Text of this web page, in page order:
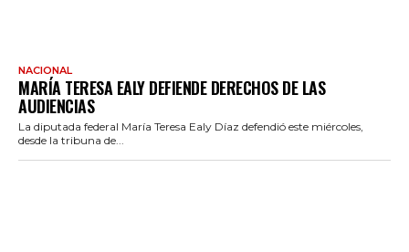
NACIONAL
MARÍA TERESA EALY DEFIENDE DERECHOS DE LAS
AUDIENCIAS
La diputada federal María Teresa Ealy Díaz defendió este miércoles,
desde la tribuna de...